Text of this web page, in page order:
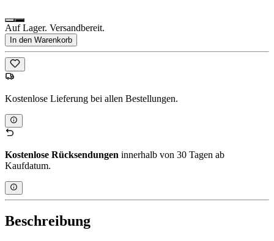
Auf Lager. Versandbereit.
In den Warenkorb
Kostenlose Lieferung bei allen Bestellungen.
Kostenlose Rücksendungen innerhalb von 30 Tagen ab
Kaufdatum.
Beschreibung